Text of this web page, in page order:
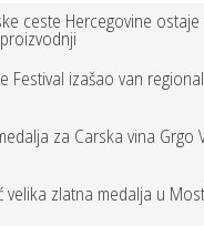
ceste Hercegovine ostaje
Festival izašao van
za Carska vina Grgo
velika zlatna medalja u